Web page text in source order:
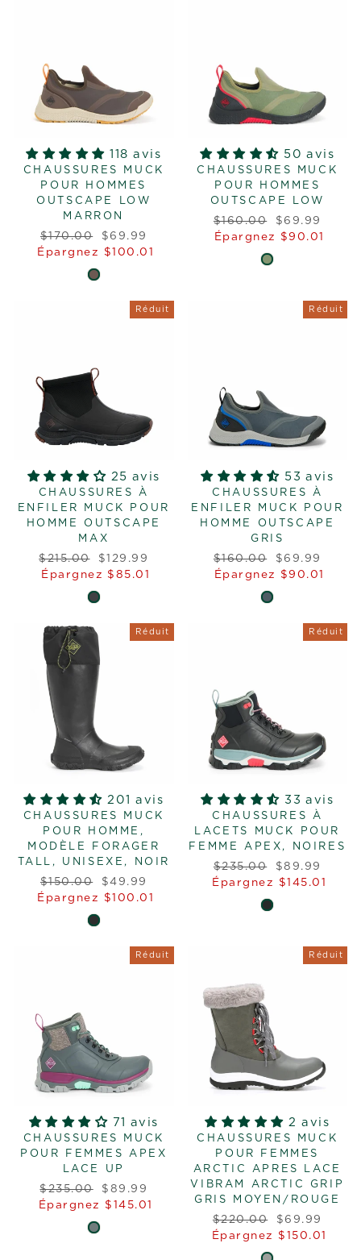
118 avis
CHAUSSURES MUCK
POUR HOMMES
OUTSCAPE LOW
MARRON
Prix
régulier
$170.00
Prix
réduit
$69.99
Épargnez $100.01
50 avis
CHAUSSURES MUCK
POUR HOMMES
OUTSCAPE LOW
Prix
régulier
$160.00
Prix
réduit
$69.99
Épargnez $90.01
Réduit
25 avis
CHAUSSURES À
ENFILER MUCK POUR
HOMME OUTSCAPE
MAX
Prix
régulier
$215.00
Prix
réduit
$129.99
Épargnez $85.01
Réduit
53 avis
CHAUSSURES À
ENFILER MUCK POUR
HOMME OUTSCAPE
GRIS
Prix
régulier
$160.00
Prix
réduit
$69.99
Épargnez $90.01
Réduit
201 avis
CHAUSSURES MUCK
POUR HOMME,
MODÈLE FORAGER
TALL, UNISEXE, NOIR
Prix
régulier
$150.00
Prix
réduit
$49.99
Épargnez $100.01
Réduit
33 avis
CHAUSSURES À
LACETS MUCK POUR
FEMME APEX, NOIRES
Prix
régulier
$235.00
Prix
réduit
$89.99
Épargnez $145.01
Réduit
71 avis
CHAUSSURES MUCK
POUR FEMMES APEX
LACE UP
Prix
régulier
$235.00
Prix
réduit
$89.99
Épargnez $145.01
Réduit
2 avis
CHAUSSURES MUCK
POUR FEMMES
ARCTIC APRES LACE
VIBRAM ARCTIC GRIP
GRIS MOYEN/ROUGE
Prix
régulier
$220.00
Prix
réduit
$69.99
Épargnez $150.01